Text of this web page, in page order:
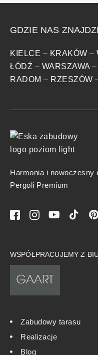
GDZIE NAS
KIELCE – KRAKÓW –
ŁÓDŹ – WARSZAWA –
RADOM – RZESZÓW
Harmonia i nowoczesny
Pergoli Premium
WSPÓŁPRACUJEMY Z
Zabudowy tarasu
Realizacje
Blog